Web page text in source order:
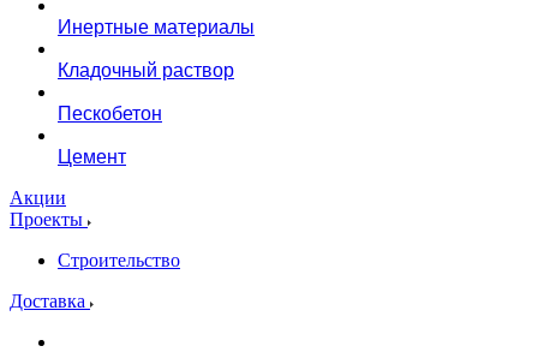
Инертные материалы
Кладочный раствор
Пескобетон
Цемент
Акции
Проекты
Строительство
Доставка